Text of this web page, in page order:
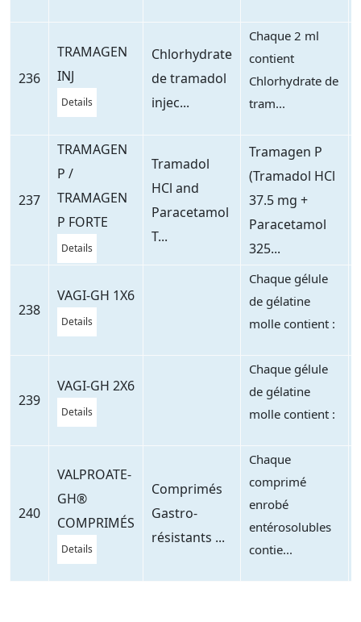
236
TRAMAGEN
INJ
Details
Chlorhydrate
de tramadol
injec...
Chaque 2 ml
contient
Chlorhydrate de
tram...
237
TRAMAGEN
P /
TRAMAGEN
P FORTE
Details
Tramadol
HCl and
Paracetamol
T...
Tramagen P
(Tramadol HCl
37.5 mg +
Paracetamol
325...
238
VAGI-GH 1X6
Details
Chaque gélule
de gélatine
molle contient :
239
VAGI-GH 2X6
Details
Chaque gélule
de gélatine
molle contient :
240
VALPROATE-
GH®
COMPRIMÉS
Details
Comprimés
Gastro-
résistants ...
Chaque
comprimé
enrobé
entérosolubles
contie...